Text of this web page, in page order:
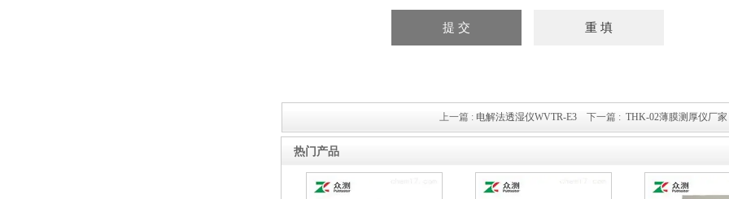
上一篇 : 电解法透湿仪WVTR-E3 下一篇 : THK-02薄膜测厚仪厂
热门产品